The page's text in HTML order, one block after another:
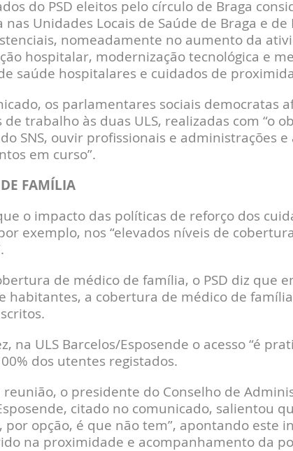
do PSD eleitos pelo círculo de Braga
nas Unidades Locais de Saúde de Braga e
nomeadamente no aumento da
hospitalar, modernização tecnológica e
saúde hospitalares e cuidados de
os parlamentares sociais democratas
de trabalho às duas ULS, realizadas com “o
SNS, ouvir profissionais e administrações
em curso”.
FAMÍLIA
o impacto das políticas de reforço dos
exemplo, nos “elevados níveis de
de médico de família, o PSD diz que
habitantes, a cobertura de médico de
na ULS Barcelos/Esposende o acesso “é
dos utentes registados.
o presidente do Conselho de
citado no comunicado, salientou
por opção, é que não tem”, apontando este
na proximidade e acompanhamento da